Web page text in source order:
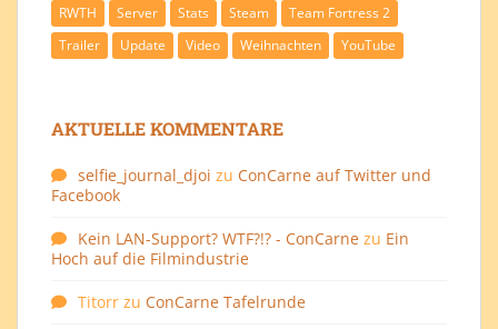
RWTH
Server Stats Steam
Team Fortress 2
Trailer
Update Video Weihnachten YouTube
AKTUELLE KOMMENTARE
selfie_journal_djoi zu ConCarne auf Twitter und
Facebook
Kein LAN-Support? WTF?!? - ConCarne zu Ein
Hoch auf die Filmindustrie
Titorr zu ConCarne Tafelrunde